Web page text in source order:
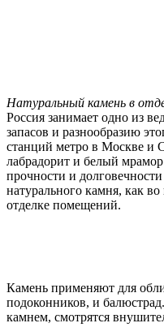
Натуральный камень в
Россия занимает одно из
запасов и разнообразию
станций метро в Москве и
лабрадорит и белый
прочности и
натурального камня, как
отделке помещений.
Камень применяют для
подоконников, и
камнем, смотрятся